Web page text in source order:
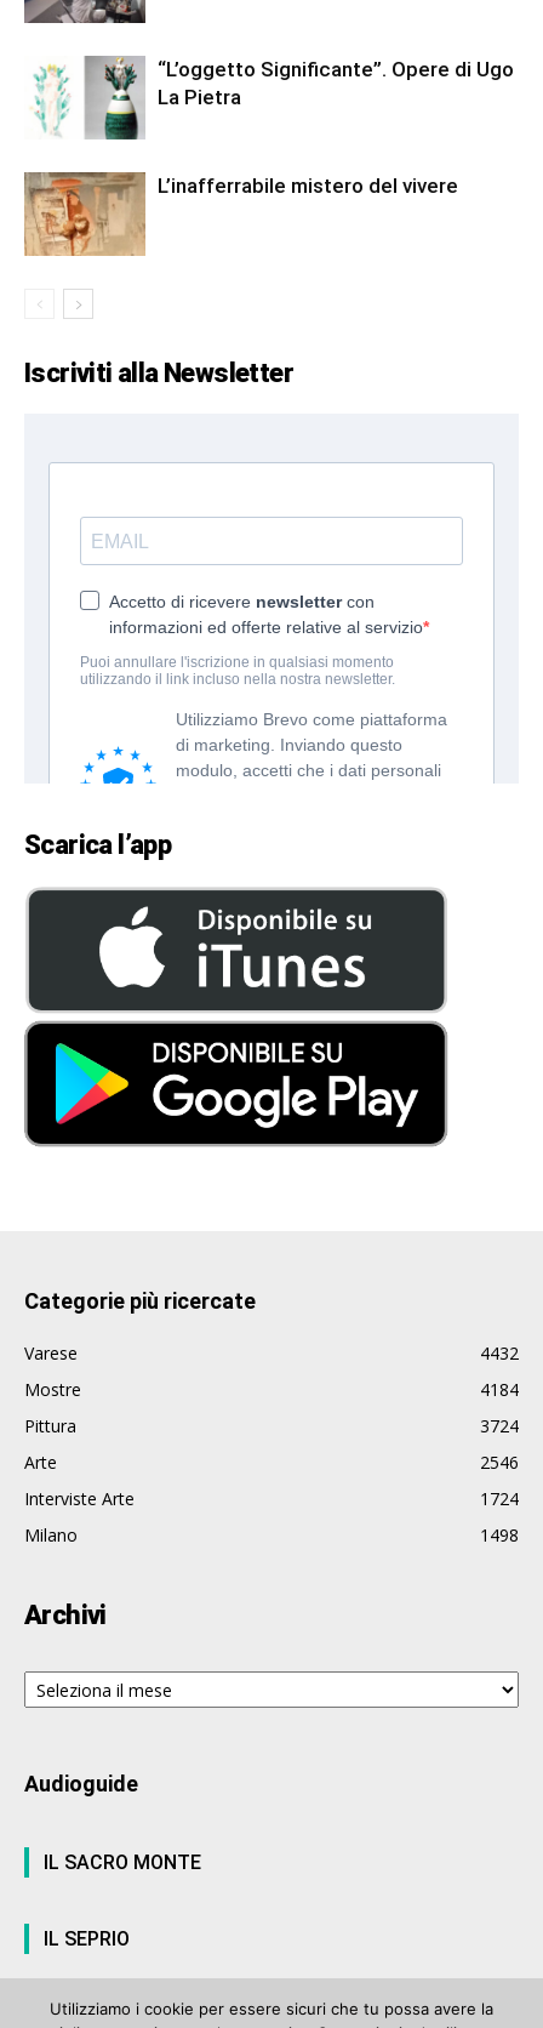
“L’oggetto Significante”. Opere di Ugo
La Pietra
L’inafferrabile mistero del vivere
Iscriviti alla Newsletter
Scarica l’app
Categorie più ricercate
Varese
4432
Mostre
4184
Pittura
3724
Arte
2546
Interviste Arte
1724
Milano
1498
Archivi
Archivi
Audioguide
IL SACRO MONTE
IL SEPRIO
Utilizziamo i cookie per essere sicuri che tu possa avere la